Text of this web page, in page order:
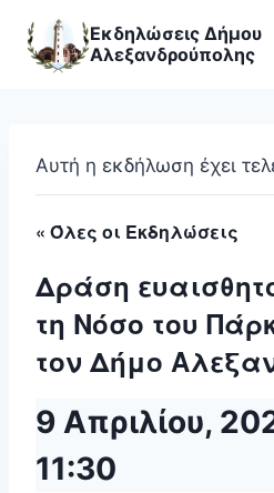
content
Εκδηλώσεις Δήμου
Αλεξανδρούπολης
Αυτή η εκδήλωση έχει
« Όλες οι Εκδηλώσεις
Δράση
τη Νόσο του
τον Δήμο
9 Απριλίου,
11:30